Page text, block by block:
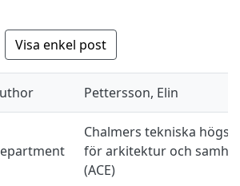
Visa enkel post
Pettersson, Elin
Chalmers tekniska
för arkitektur och
(ACE)